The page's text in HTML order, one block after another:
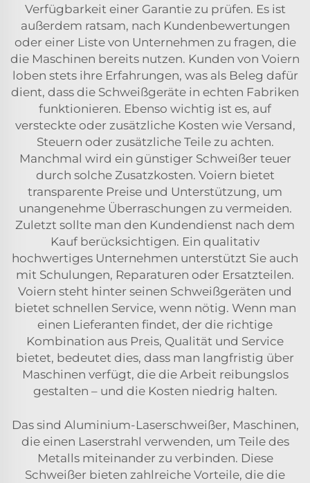
Verfügbarkeit einer Garantie zu prüfen. Es ist
außerdem ratsam, nach Kundenbewertungen
oder einer Liste von Unternehmen zu fragen, die
die Maschinen bereits nutzen. Kunden von Voiern
loben stets ihre Erfahrungen, was als Beleg dafür
dient, dass die Schweißgeräte in echten Fabriken
funktionieren. Ebenso wichtig ist es, auf
versteckte oder zusätzliche Kosten wie Versand,
Steuern oder zusätzliche Teile zu achten.
Manchmal wird ein günstiger Schweißer teuer
durch solche Zusatzkosten. Voiern bietet
transparente Preise und Unterstützung, um
unangenehme Überraschungen zu vermeiden.
Zuletzt sollte man den Kundendienst nach dem
Kauf berücksichtigen. Ein qualitativ
hochwertiges Unternehmen unterstützt Sie auch
mit Schulungen, Reparaturen oder Ersatzteilen.
Voiern steht hinter seinen Schweißgeräten und
bietet schnellen Service, wenn nötig. Wenn man
einen Lieferanten findet, der die richtige
Kombination aus Preis, Qualität und Service
bietet, bedeutet dies, dass man langfristig über
Maschinen verfügt, die die Arbeit reibungslos
gestalten – und die Kosten niedrig halten.
Das sind Aluminium-Laserschweißer, Maschinen,
die einen Laserstrahl verwenden, um Teile des
Metalls miteinander zu verbinden. Diese
Schweißer bieten zahlreiche Vorteile, die die